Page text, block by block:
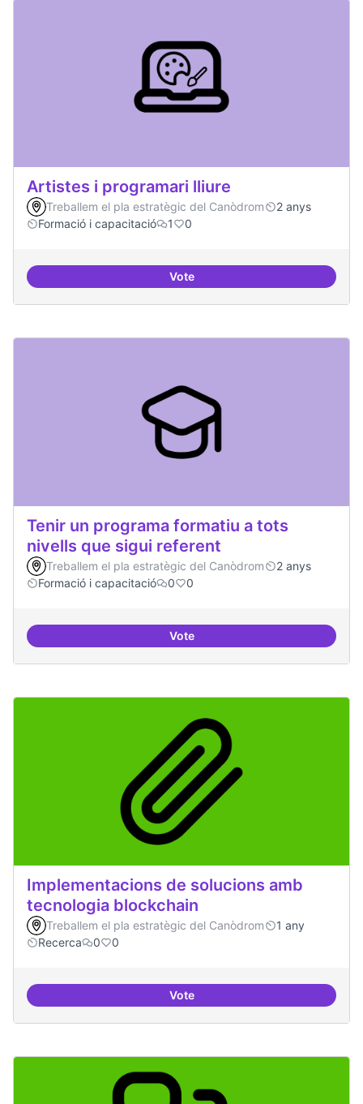
Artistes i programari lliure
Treballem el pla estratègic del Canòdrom
2 anys
Formació i capacitació
1 0
VoteArtistes i programari lliure
Tenir un programa formatiu a tots
nivells que sigui referent
Treballem el pla estratègic del Canòdrom
2 anys
Formació i capacitació
0 0
VoteTenir un programa formatiu a
Implementacions de solucions amb
tecnologia blockchain
Treballem el pla estratègic del Canòdrom
1 any
Recerca
0 0
VoteImplementacions de solucions